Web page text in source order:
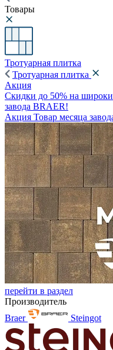
Товары
Тротуарная плитка
Тротуарная плитка
Акция
Скидки до 50% на
завода BRAER!
Акция Товар месяца
перейти в раздел
Производитель
Braer
Steingot